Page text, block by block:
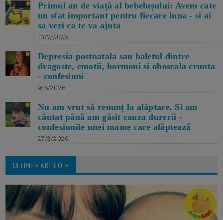
Primul an de viață al bebelușului: Avem cate
un sfat important pentru fiecare luna - si ai
sa vezi ca te va ajuta
10/7/2026
Depresia postnatala sau baletul dintre
dragoste, emotii, hormoni si oboseala crunta
- confesiuni
9/6/2026
Nu am vrut să renunț la alăptare. Si am
căutat până am găsit cauza durerii -
confesiunile unei mame care alăptează
27/3/2026
ULTIMILE ARTICOLE